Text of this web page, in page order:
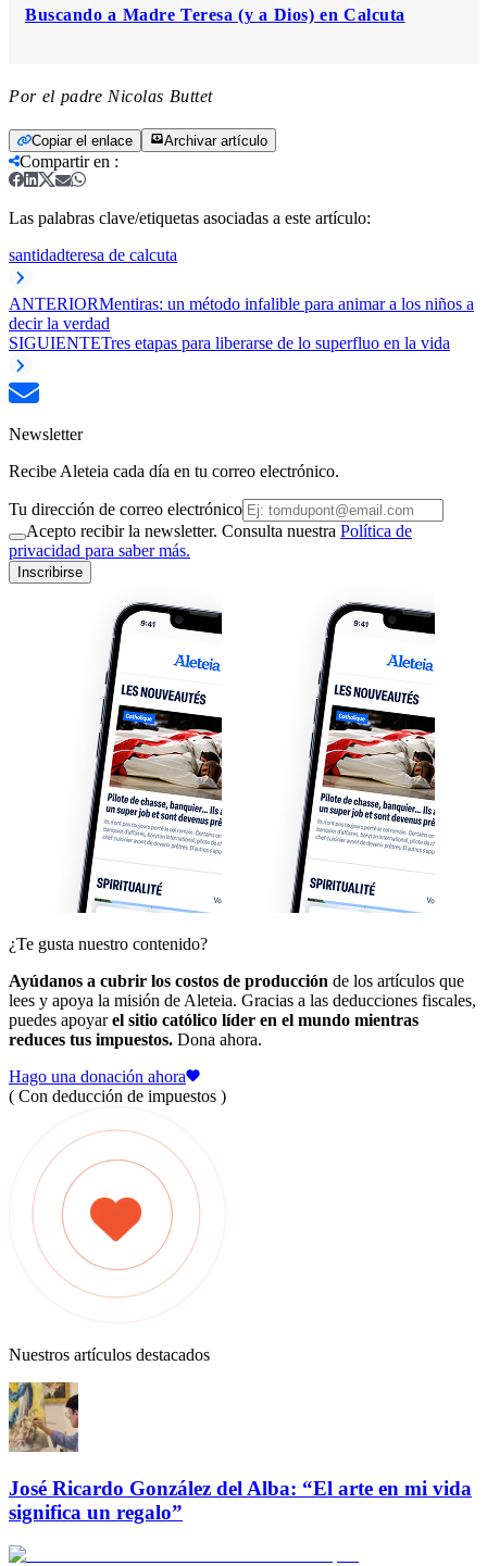
Buscando a Madre Teresa (y a Dios) en Calcuta
Por el padre Nicolas Buttet
Copiar el enlace Archivar artículo
Compartir en :
Las palabras clave/etiquetas asociadas a este artículo:
santidadteresa de calcuta
ANTERIORMentiras: un método infalible para animar a los niños a
decir la verdad
SIGUIENTETres etapas para liberarse de lo superfluo en la vida
Newsletter
Recibe Aleteia cada día en tu correo electrónico.
Tu dirección de correo electrónico
Acepto recibir la newsletter. Consulta nuestra Política de
privacidad para saber más.
Inscribirse
¿Te gusta nuestro contenido?
Ayúdanos a cubrir los costos de producción de los artículos que
lees y apoya la misión de Aleteia. Gracias a las deducciones fiscales,
puedes apoyarel sitio católico líder en el mundo mientras
reduces tus impuestos. Dona ahora.
Hago una donación ahora
( Con deducción de impuestos )
Nuestros artículos destacados
José Ricardo González del Alba: “El arte en mi vida
significa un regalo”